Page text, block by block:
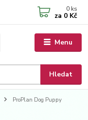
Menu
Hledat
0 ks
za 0 Kč
ProPlan Dog Puppy